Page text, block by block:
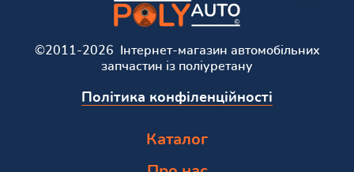
©2011-2026 Інтернет-магазин автомобільних
запчастин із поліуретану
Політика конфіленційності
Каталог